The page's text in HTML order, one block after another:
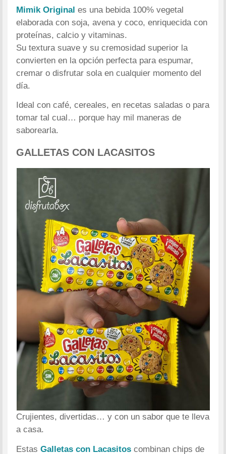
Mimik Original es una bebida 100% vegetal
elaborada con soja, avena y coco, enriquecida con
proteínas, calcio y vitaminas.
Su textura suave y su cremosidad superior la
convierten en la opción perfecta para espumar,
cremar o disfrutar sola en cualquier momento del
día.
Ideal con café, cereales, en recetas saladas o para
tomar tal cual… porque hay mil maneras de
saborearla.
GALLETAS CON LACASITOS
Crujientes, divertidas… y con un sabor que te lleva
a casa.
EstasGalletas con Lacasitos combinan chips de